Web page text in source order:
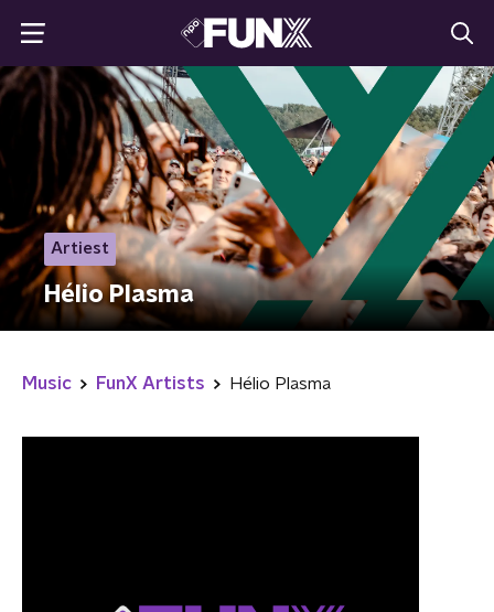
Artiest
Hélio Plasma
Music FunX Artists Hélio Plasma